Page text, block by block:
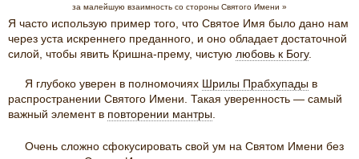
за малейшую взаимность со стороны Святого Имени »
Я часто использую пример того, что Святое Имя было дано нам
через уста искреннего преданного, и оно обладает достаточной
силой, чтобы явить Кришна-прему, чистую любовь к Богу.
Я глубоко уверен в полномочиях Шрилы Прабхупады в
распространении Святого Имени. Такая уверенность — самый
важный элемент в повторении мантры
Очень сложно сфокусировать свой ум на Святом Имени без